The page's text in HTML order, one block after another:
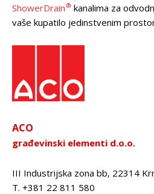
ShowerDrain® kanalima za
vaše kupatilo jedinstvenim
ACO
građevinski elementi d.o.o.
III Industrijska zona bb, 22314
T. +381 22 811 580